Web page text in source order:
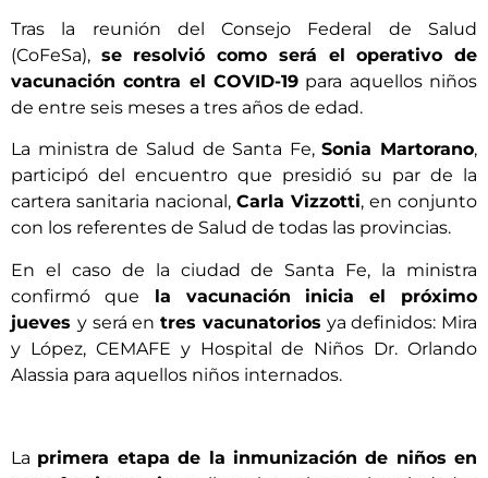
Tras la reunión del Consejo Federal de Salud
(CoFeSa), se resolvió como será el operativo de
vacunación contra el COVID-19 para aquellos niños
de entre seis meses a tres años de edad.
La ministra de Salud de Santa Fe,Sonia Martorano,
participó del encuentro que presidió su par de la
cartera sanitaria nacional, Carla Vizzotti, en conjunto
con los referentes de Salud de todas las provincias.
En el caso de la ciudad de Santa Fe, la ministra
confirmó que la vacunación inicia el próximo
jueves y será en tres vacunatorios ya definidos: Mira
y López, CEMAFE y Hospital de Niños Dr. Orlando
Alassia para aquellos niños internados.
La primera etapa de la inmunización de niños en